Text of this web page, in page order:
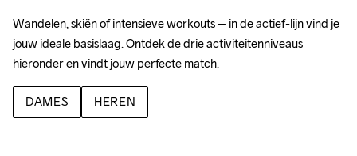
Wandelen, skiën of intensieve workouts – in de actief-lijn vind je
jouw ideale basislaag. Ontdek de drie activiteitenniveaus
hieronder en vindt jouw perfecte match.
DAMES HEREN